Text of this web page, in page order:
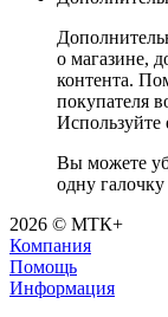
о магазине,
контента.
покупателя
Используйте
Вы можете
одну
2026 © МТК+
Компания
Помощь
Информация